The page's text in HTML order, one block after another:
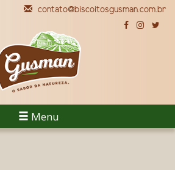
contato@biscoitosgusman.com.br
Menu